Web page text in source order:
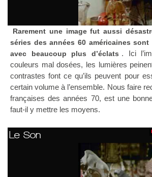
Rarement une image fut aussi
séries des années 60 américaines
avec beaucoup plus d’éclats . Ici
couleurs mal dosées, les lumières
contrastes font ce qu’ils peuvent pour
certain volume à l’ensemble. Nous faire
françaises des années 70, est une
faut-il y mettre les moyens.
Le Son